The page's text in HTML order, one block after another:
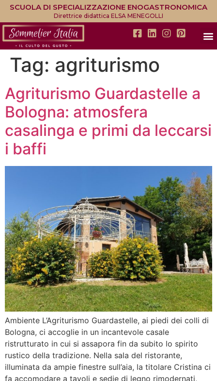
SCUOLA DI SPECIALIZZAZIONE ENOGASTRONOMICA
Direttrice didattica ELSA MENEGOLLI
Tag: agriturismo
Agriturismo Guardastelle a
Bologna: atmosfera
casalinga e primi da leccarsi
i baffi
Ambiente L’Agriturismo Guardastelle, ai piedi dei colli di
Bologna, ci accoglie in un incantevole casale
ristrutturato in cui si assapora fin da subito lo spirito
rustico della tradizione. Nella sala del ristorante,
illuminata da ampie finestre sull’aia, la titolare Cristina ci
fa accomodare a tavoli e sedie di legno rimodernati,